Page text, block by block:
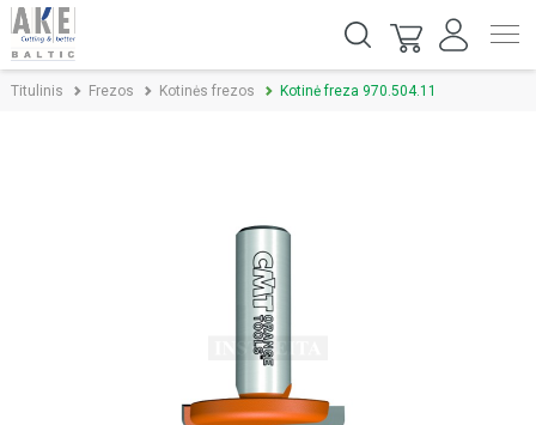
Titulinis Frezos Kotinės frezos Kotinė freza 970.504.11